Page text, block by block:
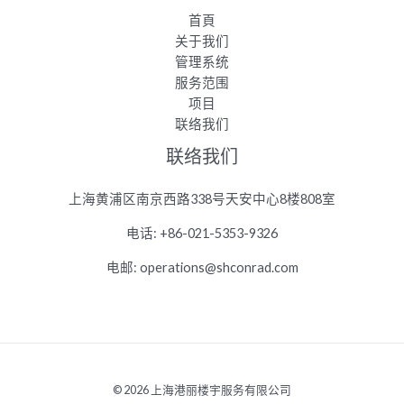
首頁
关于我们
管理系统
服务范围
项目
联络我们
联络我们
上海黄浦区南京西路338号天安中心8楼808室
电话: +86-021-5353-9326
电邮: operations@shconrad.com
© 2026 上海港丽楼宇服务有限公司